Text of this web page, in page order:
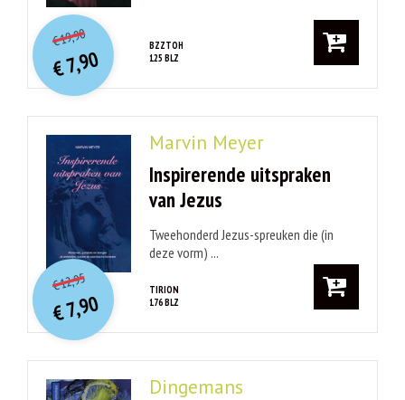
BZZTOH
125 BLZ
€19,90O
orspr
onkelijke
prijs
was:
€ 19,90.
€7,90
Huidige
prijs
is:
€ 7,90.
Marvin Meyer
Inspirerende uitspraken
van Jezus
Tweehonderd Jezus-spreuken die (in
deze vorm) ...
TIRION
176 BLZ
€12,95O
orspr
onkelijke
prijs
was:
€ 12,95.
€7,90
Huidige
prijs
is:
€ 7,90.
Dingemans